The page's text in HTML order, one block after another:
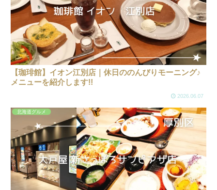
【珈琲館】イオン江別店｜休日ののんびりモーニング♪
メニューを紹介します!!
2026.06.07
北海道グルメ